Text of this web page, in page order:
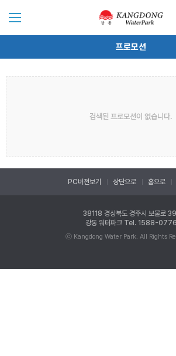
프로모션
검색된 프로모션이 없습니다.
PC버전보기 상단으로 홈으로
38118 경상북도 경주시 보불로
강동 워터파크 Tel. 1588-0776
ⓒ Kangdong Water Park. All Rights